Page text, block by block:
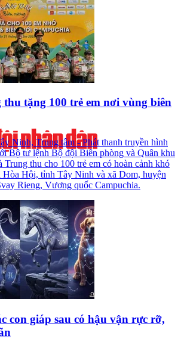
tặng 100 trẻ em nơi vùng biên
Ninh, Trung tâm - Phát thanh truyền hình
Bộ tư lệnh Bộ đội Biên phòng và Quân khu
Trung thu cho 100 trẻ em có hoàn cảnh khó
Hòa Hội, tỉnh Tây Ninh và xã Dom, huyện
Rieng, Vương quốc Campuchia.
con giáp sau có hậu vận rực rỡ,